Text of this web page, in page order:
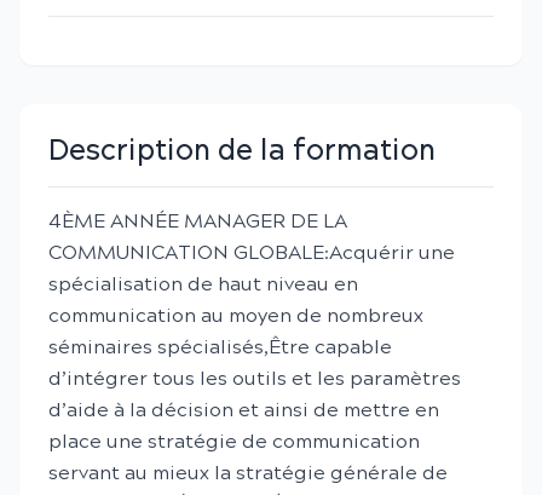
Description de la formation
4ÈME ANNÉE MANAGER DE LA
COMMUNICATION GLOBALE:Acquérir une
spécialisation de haut niveau en
communication au moyen de nombreux
séminaires spécialisés,Être capable
d’intégrer tous les outils et les paramètres
d’aide à la décision et ainsi de mettre en
place une stratégie de communication
servant au mieux la stratégie générale de